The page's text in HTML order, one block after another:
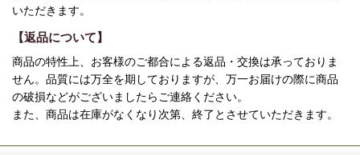
いただきます。
【返品について】
商品の特性上、お客様のご都合による返品・交換は承っておりま
せん。品質には万全を期しておりますが、万一お届けの際に商品
の破損などがございましたらご連絡ください。
また、商品は在庫がなくなり次第、終了とさせていただきます。